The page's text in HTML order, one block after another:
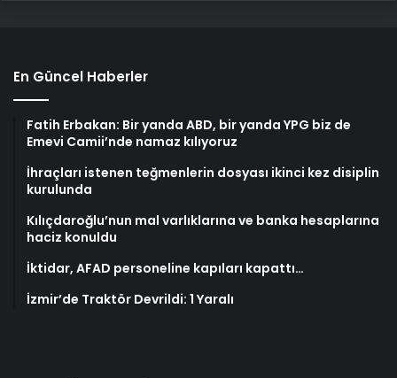
En Güncel Haberler
Fatih Erbakan: Bir yanda ABD, bir yanda YPG biz de
Emevi Camii’nde namaz kılıyoruz
İhraçları istenen teğmenlerin dosyası ikinci kez disiplin
kurulunda
Kılıçdaroğlu’nun mal varlıklarına ve banka hesaplarına
haciz konuldu
İktidar, AFAD personeline kapıları kapattı…
İzmir’de Traktör Devrildi: 1 Yaralı